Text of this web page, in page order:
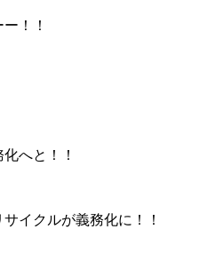
！！
へと！！
イクルが義務化に！！